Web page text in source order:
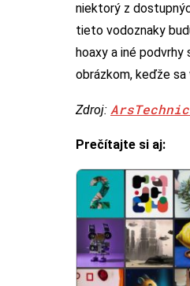
niektorý z
tieto vodoznaky
hoaxy a iné
obrázkom, keďže sa
Zdroj:
Prečítajte si aj: